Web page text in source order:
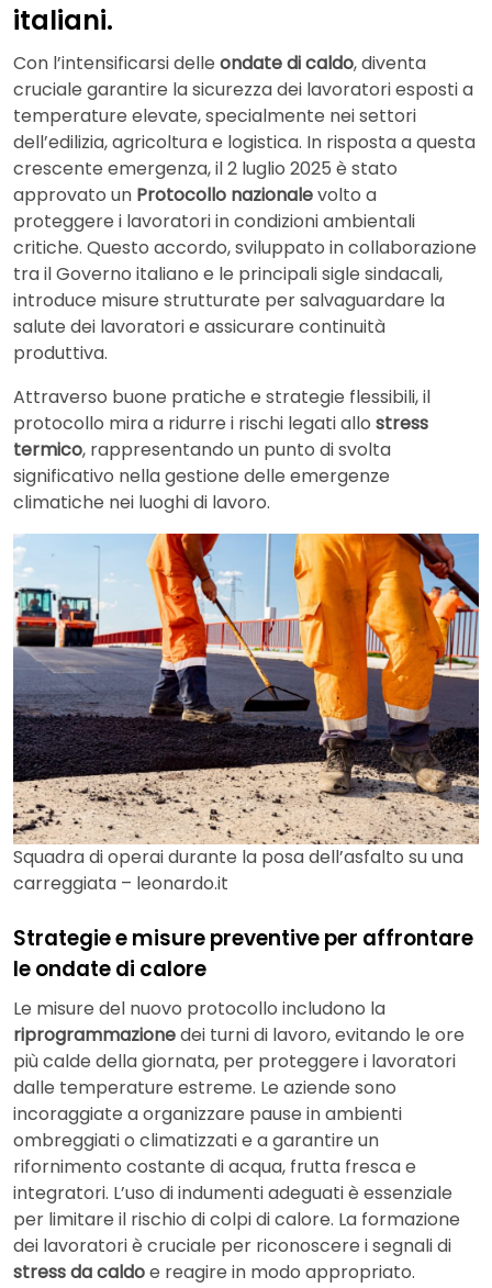
italiani.
Con l’intensificarsi delle ondate di caldo, diventa
cruciale garantire la sicurezza dei lavoratori esposti a
temperature elevate, specialmente nei settori
dell’edilizia, agricoltura e logistica. In risposta a questa
crescente emergenza, il 2 luglio 2025 è stato
approvato un Protocollo nazionalevolto a
proteggere i lavoratori in condizioni ambientali
critiche. Questo accordo, sviluppato in collaborazione
tra il Governo italiano e le principali sigle sindacali,
introduce misure strutturate per salvaguardare la
salute dei lavoratori e assicurare continuità
produttiva.
Attraverso buone pratiche e strategie flessibili, il
protocollo mira a ridurre i rischi legati allo stress
termico, rappresentando un punto di svolta
significativo nella gestione delle emergenze
climatiche nei luoghi di lavoro.
Squadra di operai durante la posa dell’asfalto su una
carreggiata – leonardo.it
Strategie e misure preventive per affrontare
le ondate di calore
Le misure del nuovo protocollo includono la
riprogrammazionedei turni di lavoro, evitando le ore
più calde della giornata, per proteggere i lavoratori
dalle temperature estreme. Le aziende sono
incoraggiate a organizzare pause in ambienti
ombreggiati o climatizzati e a garantire un
rifornimento costante di acqua, frutta fresca e
integratori. L’uso di indumenti adeguati è essenziale
per limitare il rischio di colpi di calore. La formazione
dei lavoratori è cruciale per riconoscere i segnali di
stress da caldoe reagire in modo appropriato.